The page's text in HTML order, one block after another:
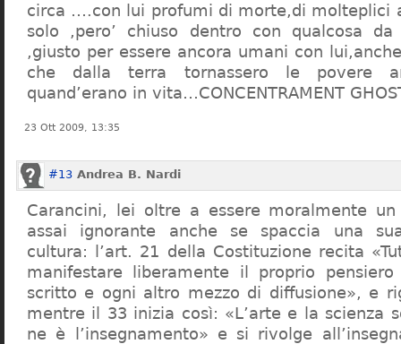
circa ….con lui profumi di morte,di molteplici
solo ,pero’ chiuso dentro con qualcosa
,giusto per essere ancora umani con
che dalla terra tornassero le povere
quand’erano in vita…CONCENTRAMENT
23 Ott 2009, 13:35
#13 Andrea B. Nardi
Carancini, lei oltre a essere moralmente
assai ignorante anche se spaccia una
cultura: l’art. 21 della Costituzione recita
manifestare liberamente il proprio
scritto e ogni altro mezzo di diffusione», e
mentre il 33 inizia così: «L’arte e la scienza
ne è l’insegnamento» e si rivolge